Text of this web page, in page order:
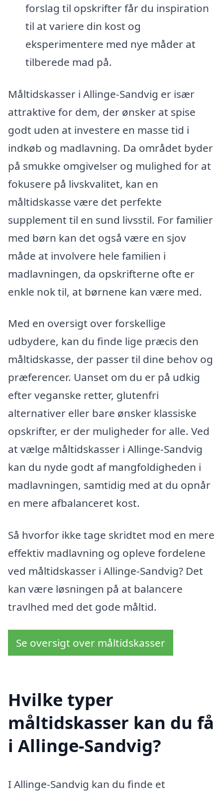
forslag til opskrifter får du inspiration
til at variere din kost og
eksperimentere med nye måder at
tilberede mad på.
Måltidskasser i Allinge-Sandvig er især
attraktive for dem, der ønsker at spise
godt uden at investere en masse tid i
indkøb og madlavning. Da området byder
på smukke omgivelser og mulighed for at
fokusere på livskvalitet, kan en
måltidskasse være det perfekte
supplement til en sund livsstil. For familier
med børn kan det også være en sjov
måde at involvere hele familien i
madlavningen, da opskrifterne ofte er
enkle nok til, at børnene kan være med.
Med en oversigt over forskellige
udbydere, kan du finde lige præcis den
måltidskasse, der passer til dine behov og
præferencer. Uanset om du er på udkig
efter veganske retter, glutenfri
alternativer eller bare ønsker klassiske
opskrifter, er der muligheder for alle. Ved
at vælge måltidskasser i Allinge-Sandvig
kan du nyde godt af mangfoldigheden i
madlavningen, samtidig med at du opnår
en mere afbalanceret kost.
Så hvorfor ikke tage skridtet mod en mere
effektiv madlavning og opleve fordelene
ved måltidskasser i Allinge-Sandvig? Det
kan være løsningen på at balancere
travlhed med det gode måltid.
Se oversigt over måltidskasser
Hvilke typer
måltidskasser kan du få
i Allinge-Sandvig?
I Allinge-Sandvig kan du finde et